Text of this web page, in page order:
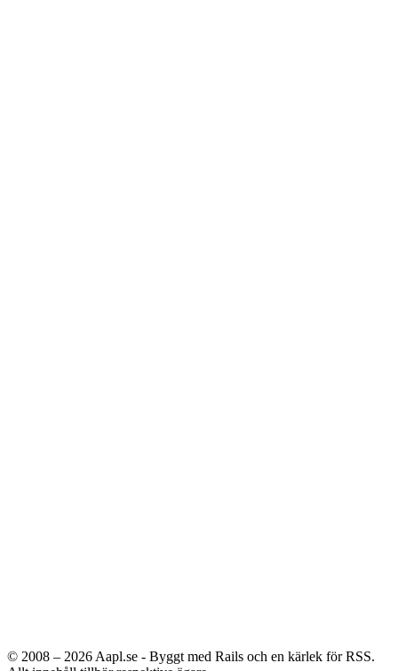
© 2008 – 2026 Aapl.se - Byggt med Rails och en kärlek för RSS.